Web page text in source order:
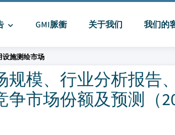
GMI脈衝 关于我们 我们的
设施测绘市场
规模、行业分析报告
市场份额及预测（